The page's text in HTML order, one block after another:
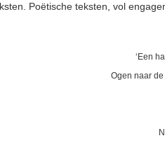
Poëtische teksten, vol
‘Een
Ogen naar de